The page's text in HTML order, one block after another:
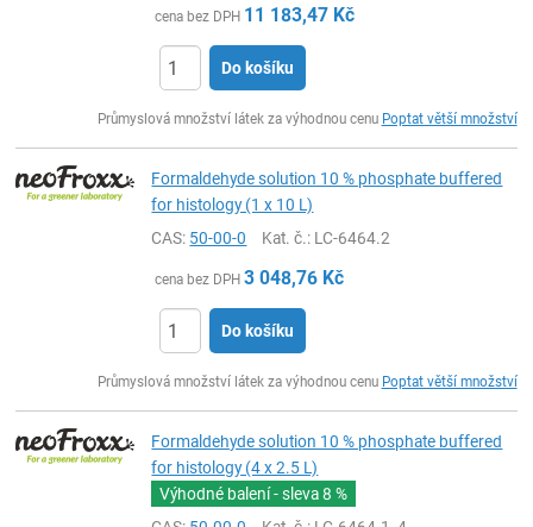
cena bez DPH 11 183,47 Kč
Do košíku
Průmyslová množství látek za výhodnou cenu Poptat větší množství
Formaldehyde solution 10 % phosphate buffered
for histology (1 x 10 L)
CAS: 50-00-0 Kat. č.: LC-6464.2
cena bez DPH 3 048,76 Kč
Do košíku
Průmyslová množství látek za výhodnou cenu Poptat větší množství
Formaldehyde solution 10 % phosphate buffered
for histology (4 x 2.5 L)
Výhodné balení - sleva8 %